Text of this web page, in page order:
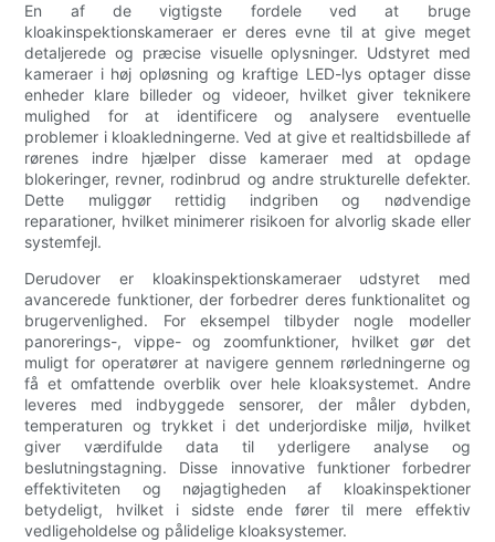
En af de vigtigste fordele ved at bruge
kloakinspektionskameraer er deres evne til at give meget
detaljerede og præcise visuelle oplysninger. Udstyret med
kameraer i høj opløsning og kraftige LED-lys optager disse
enheder klare billeder og videoer, hvilket giver teknikere
mulighed for at identificere og analysere eventuelle
problemer i kloakledningerne. Ved at give et realtidsbillede af
rørenes indre hjælper disse kameraer med at opdage
blokeringer, revner, rodinbrud og andre strukturelle defekter.
Dette muliggør rettidig indgriben og nødvendige
reparationer, hvilket minimerer risikoen for alvorlig skade eller
systemfejl.
Derudover er kloakinspektionskameraer udstyret med
avancerede funktioner, der forbedrer deres funktionalitet og
brugervenlighed. For eksempel tilbyder nogle modeller
panorerings-, vippe- og zoomfunktioner, hvilket gør det
muligt for operatører at navigere gennem rørledningerne og
få et omfattende overblik over hele kloaksystemet. Andre
leveres med indbyggede sensorer, der måler dybden,
temperaturen og trykket i det underjordiske miljø, hvilket
giver værdifulde data til yderligere analyse og
beslutningstagning. Disse innovative funktioner forbedrer
effektiviteten og nøjagtigheden af kloakinspektioner
betydeligt, hvilket i sidste ende fører til mere effektiv
vedligeholdelse og pålidelige kloaksystemer.